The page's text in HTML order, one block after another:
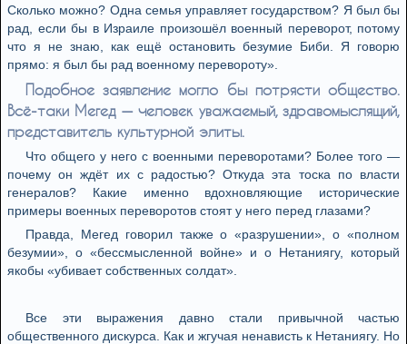
Сколько можно? Одна семья управляет государством? Я был бы
рад, если бы в Израиле произошёл военный переворот, потому
что я не знаю, как ещё остановить безумие Биби. Я говорю
прямо: я был бы рад военному перевороту».
Подобное заявление могло бы потрясти общество.
Всё-таки Мегед — человек уважаемый, здравомыслящий,
представитель культурной элиты.
Что общего у него с военными переворотами? Более того —
почему он ждёт их с радостью? Откуда эта тоска по власти
генералов? Какие именно вдохновляющие исторические
примеры военных переворотов стоят у него перед глазами?
Правда, Мегед говорил также о «разрушении», о «полном
безумии», о «бессмысленной войне» и о Нетаниягу, который
якобы «убивает собственных солдат».
Все эти выражения давно стали привычной частью
общественного дискурса. Как и жгучая ненависть к Нетаниягу. Но